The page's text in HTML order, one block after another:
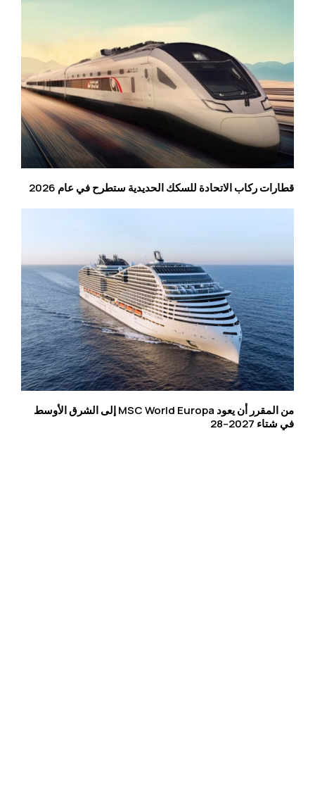
قطارات ركاب الاتحادة للسكك الحديدية ستطرح في عام 2026
من المقرر أن يعود MSC World Europa إلى الشرق الأوسط
في شتاء 2027–28